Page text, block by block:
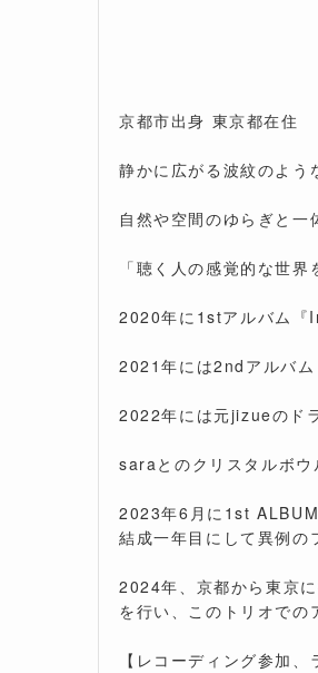
京都市出身 東京都在住
静かに広がる波紋のよう
自然や空間のゆらぎと
「聴く人の感覚的な世
2020年に1stアルバム『
2021年には2ndアルバ
2022年には元jizueのド
saraとのクリスタルボ
2023年6月に1st ALBUM
結成一年目にして異例の
2024年、京都から東京
を行い、このトリオでの
【レコーディング参加、